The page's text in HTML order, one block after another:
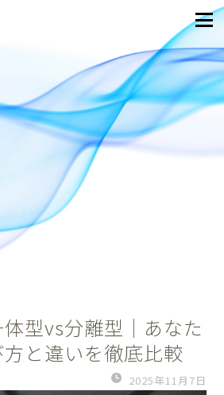
型vs分離型｜あなた
と違いを徹底比較
2025年11月7日